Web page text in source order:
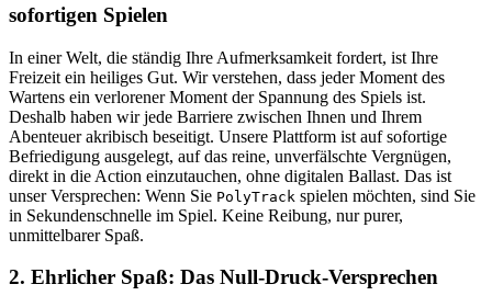
sofortigen Spielen
In einer Welt, die ständig Ihre Aufmerksamkeit fordert, ist Ihre
Freizeit ein heiliges Gut. Wir verstehen, dass jeder Moment des
Wartens ein verlorener Moment der Spannung des Spiels ist.
Deshalb haben wir jede Barriere zwischen Ihnen und Ihrem
Abenteuer akribisch beseitigt. Unsere Plattform ist auf sofortige
Befriedigung ausgelegt, auf das reine, unverfälschte Vergnügen,
direkt in die Action einzutauchen, ohne digitalen Ballast. Das ist
unser Versprechen: Wenn Sie PolyTrack spielen möchten, sind Sie
in Sekundenschnelle im Spiel. Keine Reibung, nur purer,
unmittelbarer Spaß.
2. Ehrlicher Spaß: Das Null-Druck-Versprechen